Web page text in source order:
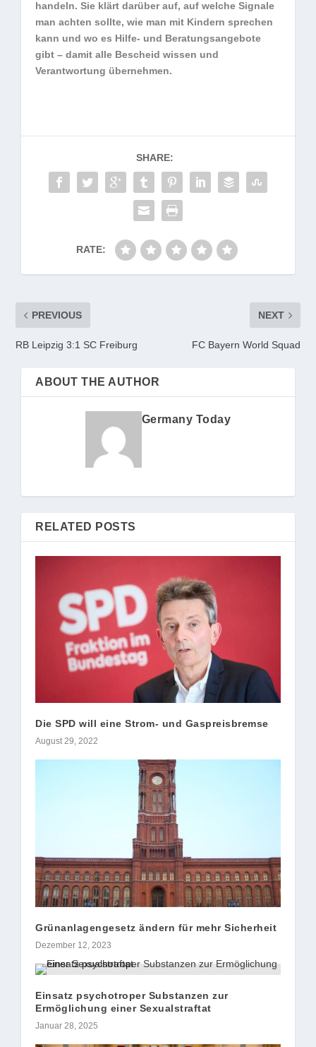
handeln. Sie klärt darüber auf, auf welche Signale
man achten sollte, wie man mit Kindern sprechen
kann und wo es Hilfe- und Beratungsangebote
gibt – damit alle Bescheid wissen und
Verantwortung übernehmen.
SHARE:
RATE:
PREVIOUS
RB Leipzig 3:1 SC Freiburg
NEXT
FC Bayern World Squad
ABOUT THE AUTHOR
Germany Today
RELATED POSTS
Die SPD will eine Strom- und Gaspreisbremse
August 29, 2022
Grünanlagengesetz ändern für mehr Sicherheit
Dezember 12, 2023
Einsatz psychotroper Substanzen zur
Ermöglichung einer Sexualstraftat
Januar 28, 2025